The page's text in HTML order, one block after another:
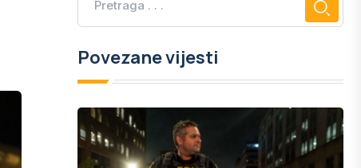
Povezane vijesti